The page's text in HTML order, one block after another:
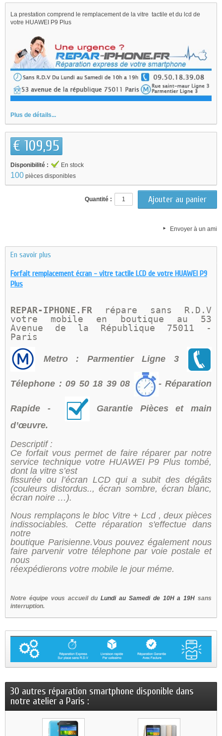
La prestation comprend le remplacement de la vitre tactile et du lcd de
votre HUAWEI P9 Plus
Plus de détails...
€ 109,95
Disponibilité : En stock
100 pièces disponibles
Quantité :
Envoyer à un ami
En savoir plus
Forfait remplacement écran - vitre tactile LCD de votre HUAWEI P9
Plus
REPAR-IPHONE.FR
répare sans R.D.V
votre mobile en boutique au 53
Avenue de la République 75011 -
Paris
Metro : Parmentier Ligne 3
Télephone : 09 50 18 39 08 - Réparation
Rapide -
Garantie Pièces et main
d’œuvre.
Descriptif :
Ce forfait vous permet de faire réparer par notre
service technique votre HUAWEI P9 Plus tombé,
dont la vitre s’est
fissurée ou l’écran LCD qui a subit des dégâts
(couleurs distordus.., écran sombre, écran blanc,
écran noire …).
Nous remplaçons le bloc Vitre + Lcd , deux pièces
indissociables. Cette réparation s'effectue dans
notre
boutique Parisienne.Vous pouvez également nous
faire parvenir votre télephone par voie postale et
nous
réexpédierons votre mobile le jour méme.
Notre équipe vous accueil duLundi au Samedi de 10H a 19H sans
interruption.
30 autres réparation smartphone disponible dans
notre atelier a Paris :